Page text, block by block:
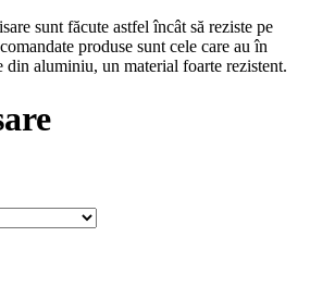
sunt făcute astfel încât să reziste pe
produse sunt cele care au în
din aluminiu, un material foarte rezistent.